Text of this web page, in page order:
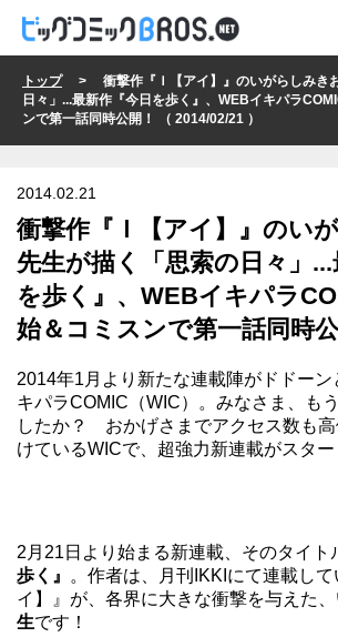
トップ> 衝撃作『Ｉ【アイ】』のいがらしみき
日々」...最新作『今日を歩く』、WEBイキパラ
ンで第一話同時公開！ （ 2014/02/21 ）
2014.02.21
衝撃作『Ｉ【アイ】』のい
先生が描く「思索の日々」...
を歩く』、WEBイキパラ
始＆コミスンで第一話同時公
2014年1月より新たな連載陣がドドーン
キパラCOMIC （WIC）。みなさま、も
したか？ おかげさまでアクセス数も
けているWICで、超強力新連載がスター
2月21日より始まる新連載、そのタイト
歩く』
。作者は、月刊IKKIにて連載し
イ】』が、各界に大きな衝撃を与えた、
生です！